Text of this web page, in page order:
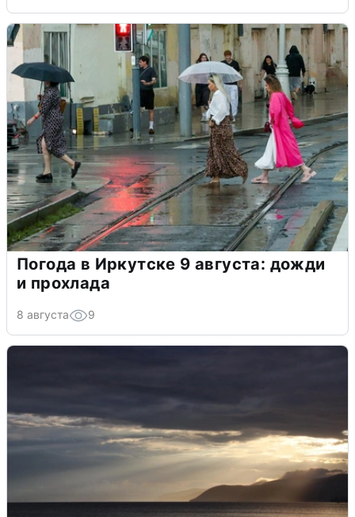
Погода в Иркутске 9 августа: дожди
и прохлада
8 августа 9